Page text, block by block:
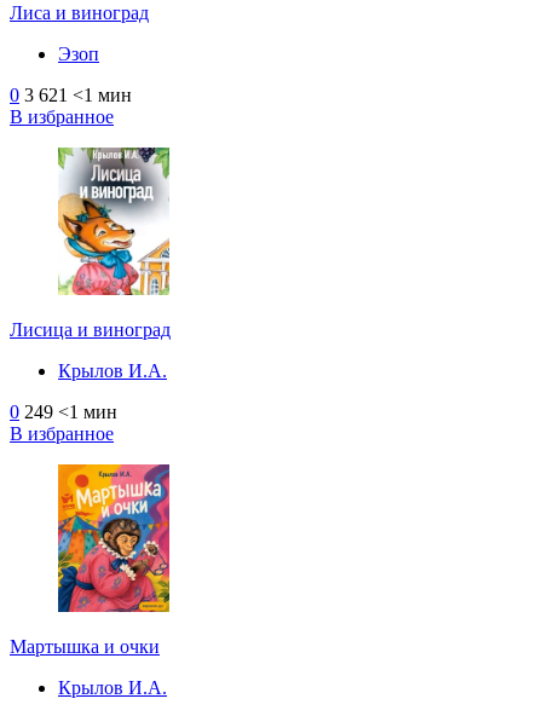
Лиса и виноград
Эзоп
0 3 621 <1 мин
В избранное
Лисица и виноград
Крылов И.А.
0 249 <1 мин
В избранное
Мартышка и очки
Крылов И.А.